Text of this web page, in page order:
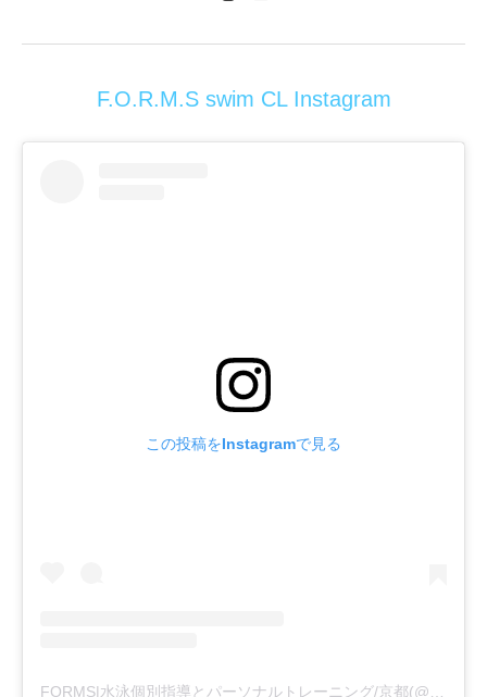
F.O.R.M.S swim CL Instagram
この投稿をInstagramで見る